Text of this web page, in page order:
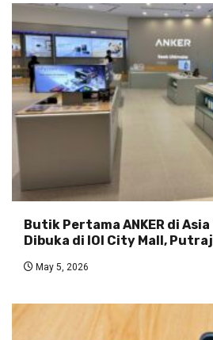
Butik Pertama ANKER di
Dibuka di IOI City Mall,
May 5, 2026